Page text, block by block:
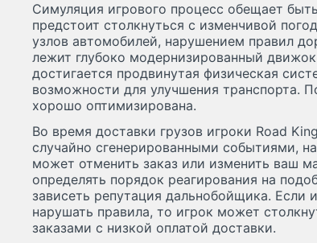
Симуляция игрового процесс обещает
предстоит столкнуться с изменчивой
узлов автомобилей, нарушением правил
лежит глубоко модернизированный
достигается продвинутая физическая
возможности для улучшения транспорта.
хорошо оптимизирована.
Во время доставки грузов игроки Road
случайно сгенерированными событиями,
может отменить заказ или изменить ваш
определять порядок реагирования на
зависеть репутация дальнобойщика.
нарушать правила, то игрок может
заказами с низкой оплатой доставки.